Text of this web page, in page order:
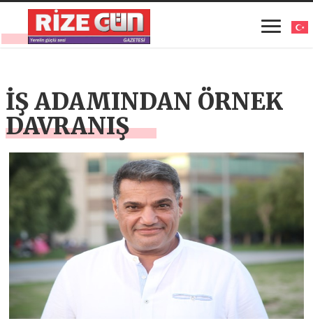
İŞ ADAMINDAN ÖRNEK
DAVRANIŞ